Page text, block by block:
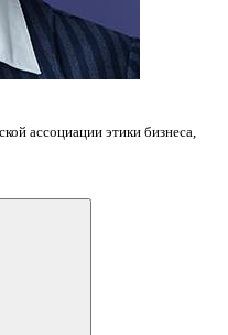
ассоциации этики бизнеса,